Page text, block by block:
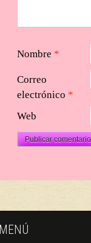
Nombre *
Correo
electrónico *
Web
MENÚ